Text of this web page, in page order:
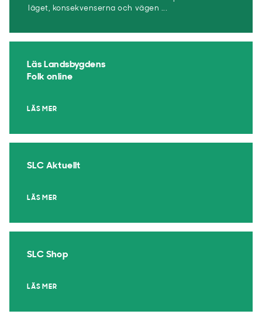
läget, konsekvenserna och vägen ...
Läs Landsbygdens
Folk online
LÄS MER
SLC Aktuellt
LÄS MER
SLC Shop
LÄS MER